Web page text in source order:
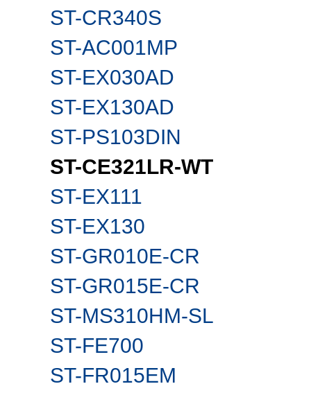
ST-CR340S
ST-AC001MP
ST-EX030AD
ST-EX130AD
ST-PS103DIN
ST-CE321LR-WT
ST-EX111
ST-EX130
ST-GR010E-CR
ST-GR015E-CR
ST-MS310HM-SL
ST-FE700
ST-FR015EM